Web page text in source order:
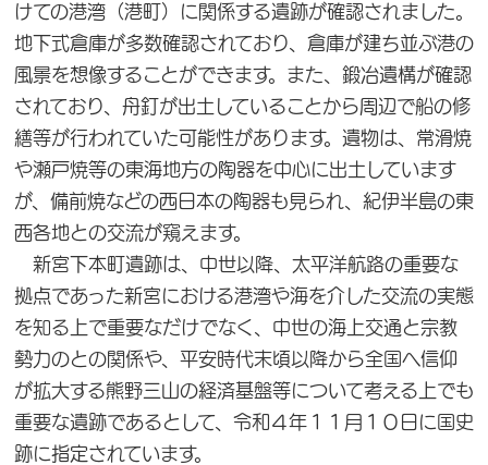
けての港湾（港町）に関係する遺跡が確認されました。
地下式倉庫が多数確認されており、倉庫が建ち並ぶ港の
風景を想像することができます。また、鍛冶遺構が確認
されており、舟釘が出土していることから周辺で船の修
繕等が行われていた可能性があります。遺物は、常滑焼
や瀬戸焼等の東海地方の陶器を中心に出土しています
が、備前焼などの西日本の陶器も見られ、紀伊半島の東
西各地との交流が窺えます。
新宮下本町遺跡は、中世以降、太平洋航路の重要な
拠点であった新宮における港湾や海を介した交流の実態
を知る上で重要なだけでなく、中世の海上交通と宗教
勢力のとの関係や、平安時代末頃以降から全国へ信仰
が拡大する熊野三山の経済基盤等について考える上でも
重要な遺跡であるとして、令和４年１１月１０日に国史
跡に指定されています。